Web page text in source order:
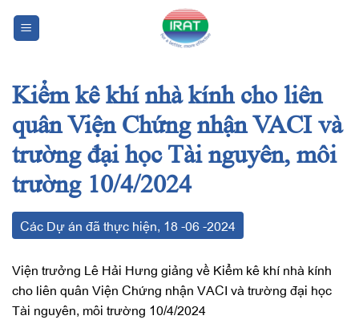
Kiểm kê khí nhà kính cho liên
quân Viện Chứng nhận VACI và
trường đại học Tài nguyên, môi
trường 10/4/2024
Các Dự án đã thực hiện 18-06-2024
Viện trưởng Lê Hải Hưng giảng về Kiểm kê khí nhà kính
cho liên quân Viện Chứng nhận VACI và trường đại học
Tài nguyên, môi trường 10/4/2024